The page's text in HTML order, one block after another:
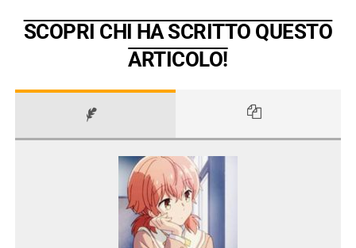
SCOPRI CHI HA SCRITTO QUESTO
ARTICOLO!